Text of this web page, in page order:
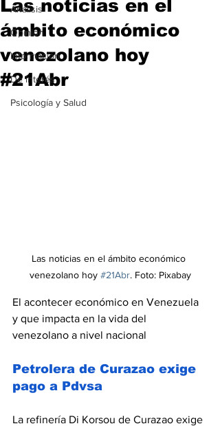
Análisis
Opinión
Información
De interés
Psicología y Salud
Las noticias en el
ámbito económico
venezolano hoy
#21Abr
Las noticias en el ámbito económico
venezolano hoy #21Abr. Foto: Pixabay
El acontecer económico en Venezuela
y que impacta en la vida del
venezolano a nivel nacional
Petrolera de Curazao exige
pago a Pdvsa
La refinería Di Korsou de Curazao exige